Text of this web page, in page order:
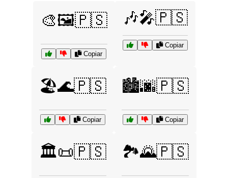
🎨🖼️🇵🇸
Copiar
🎶🎤🇵🇸
Copiar
🏖️🌊🇵🇸
Copiar
🏙️🌆🇵🇸
Copiar
🏛️📜🇵🇸 🏞️🌄🇵🇸